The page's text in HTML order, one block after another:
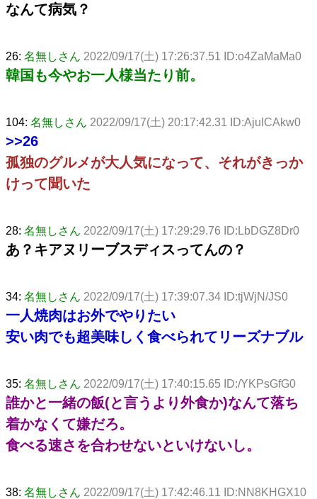
なんて病気？
26: 名無しさん 2022/09/17(土) 17:26:37.51 ID:o4ZaMaMa0
韓国も今やお一人様当たり前。
104: 名無しさん 2022/09/17(土) 20:17:42.31 ID:AjuICAkw0
>>26
孤独のグルメが大人気になって、それがきっか
けって聞いた
28: 名無しさん 2022/09/17(土) 17:29:29.76 ID:LbDGZ8Dr0
あ？キアヌリーブスディスってんの？
34: 名無しさん 2022/09/17(土) 17:39:07.34 ID:tjWjN/JS0
一人焼肉はお外でやりたい
安い肉でも超美味しく食べられてリーズナブル
35: 名無しさん 2022/09/17(土) 17:40:15.65 ID:/YKPsGfG0
誰かと一緒の飯(と言うより外食か)なんて落ち
着かなくて嫌だろ。
食べる速さを合わせないといけないし。
38: 名無しさん 2022/09/17(土) 17:42:46.11 ID:NN8KHGX10